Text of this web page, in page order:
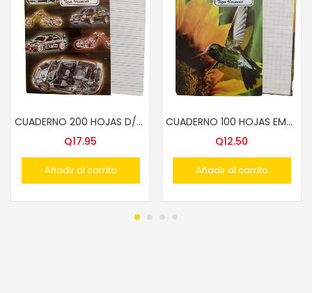
CUADERNO 200 HOJAS D/LINEAS T/FRANCES
Q17.95
Añadir al carrito
CUADERNO 100 HOJAS EMP.COS. 8mm T/FRANCES
Q12.50
Añadir al carrito